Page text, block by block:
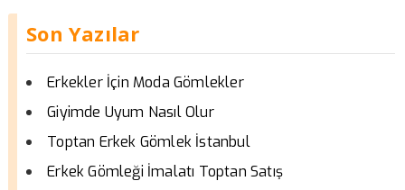
Son Yazılar
Erkekler İçin Moda Gömlekler
Giyimde Uyum Nasıl Olur
Toptan Erkek Gömlek İstanbul
Erkek Gömleği İmalatı Toptan Satış